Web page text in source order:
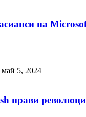
на
май 5, 2024
прави